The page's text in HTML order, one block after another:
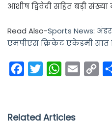
आशीष द्विवेदी सहित बड़ी संख्या
Read Also-Sports News:
एमपीएस क्रिकेट एकेडमी सात
e
t
W
t
Related Articles